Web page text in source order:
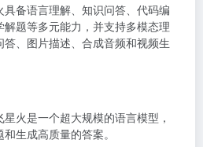
具备语言理解、知识问答、代码编
题等多元能力，并支持多模态理
、图片描述、合成音频和视频生
星火是一个超大规模的语言模型，
生成高质量的答案。